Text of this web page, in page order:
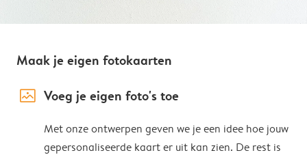
Maak je eigen fotokaarten
image_placeholder Voeg je eigen foto's toe
Met onze ontwerpen geven we je een idee hoe jouw
gepersonaliseerde kaart er uit kan zien. De rest is